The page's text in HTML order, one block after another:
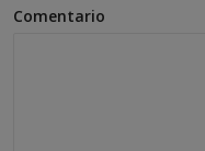
Comentario